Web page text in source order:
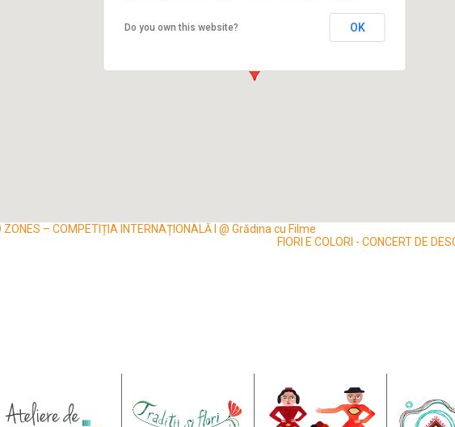
Do you own this website? OK
ZONES – COMPETIȚIA INTERNAȚIONALĂ I @ Grădina cu Filme
FIORI E COLORI - CONCERT DE